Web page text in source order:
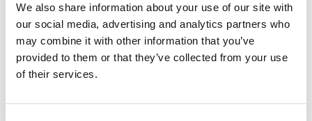
We also share information about your use of our site with
our social media, advertising and analytics partners who
may combine it with other information that you’ve
provided to them or that they’ve collected from your use
of their services.
REZERVIRAJ